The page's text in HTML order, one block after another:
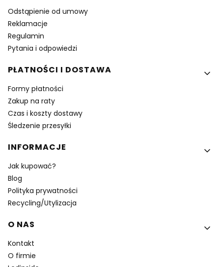
Odstąpienie od umowy
Reklamacje
Regulamin
Pytania i odpowiedzi
PŁATNOŚCI I DOSTAWA
Formy płatności
Zakup na raty
Czas i koszty dostawy
Śledzenie przesyłki
INFORMACJE
Jak kupować?
Blog
Polityka prywatności
Recycling/Utylizacja
O NAS
Kontakt
O firmie